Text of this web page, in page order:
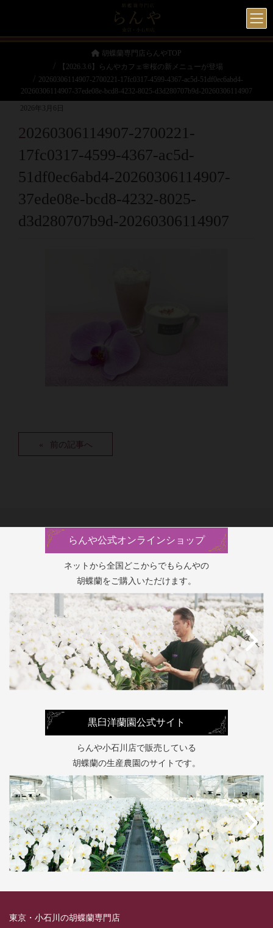
胡蝶蘭専門店らんやTOP
【2026.3.6】らんやカフェ🌸桜の新メニューが登場
20260306114907-2700221-17fc0317-4599-4367-ac5d-51df0ec6abd4-
20260306114907-37ede08e-bcd8-4232-8025-d3d280707b9d-20260306114907
2026年3月6日
20260306114907-2700221-
17fc0317-4599-4367-ac5d-
51df0ec6abd4-20260306114907-
37ede08e-bcd8-4232-8025-
d3d280707b9d-20260306114907
前の記事へ
らんや公式オンラインショップ
ネットから全国どこからでもらんやの
胡蝶蘭をご購入いただけます。
黒臼洋蘭園公式サイト
らんや小石川店で販売している
胡蝶蘭の生産農園のサイトです。
東京・小石川の胡蝶蘭専門店